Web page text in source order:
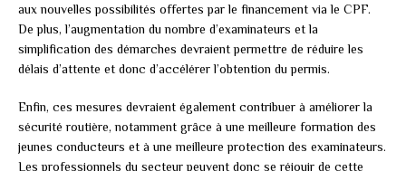
aux nouvelles possibilités offertes par le financement via le CPF.
De plus, l’augmentation du nombre d’examinateurs et la
simplification des démarches devraient permettre de réduire les
délais d’attente et donc d’accélérer l’obtention du permis.
Enfin, ces mesures devraient également contribuer à améliorer la
sécurité routière, notamment grâce à une meilleure formation des
jeunes conducteurs et à une meilleure protection des examinateurs.
Les professionnels du secteur peuvent donc se réjouir de cette